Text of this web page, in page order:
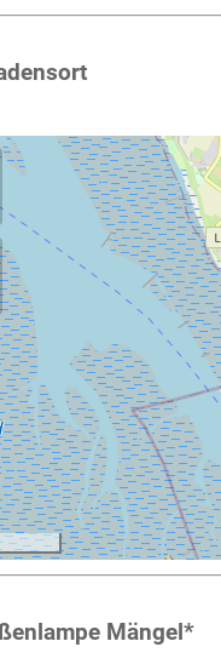
Mängel*